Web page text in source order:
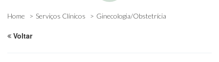
Home Serviços Clínicos Ginecologia/Obstetrícia
Voltar